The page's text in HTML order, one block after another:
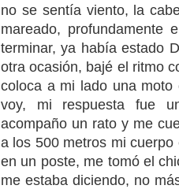
no se sentía viento, la
mareado,
terminar, ya había estado
otra ocasión, bajé el ritmo
coloca a mi lado una
voy, mi respuesta fue
acompaño un rato y me
a los 500 metros mi
en un poste, me tomó el
me estaba diciendo, no